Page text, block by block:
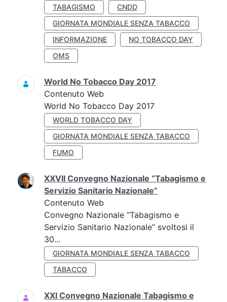
TABAGISMO
CNDD
GIORNATA MONDIALE SENZA TABACCO
INFORMAZIONE
NO TOBACCO DAY
OMS
World No Tobacco Day 2017
Contenuto Web
World No Tobacco Day 2017
WORLD TOBACCO DAY
GIORNATA MONDIALE SENZA TABACCO
FUMO
XXVII Convegno Nazionale “Tabagismo e
Servizio Sanitario Nazionale”
Contenuto Web
Convegno Nazionale “Tabagismo e
Servizio Sanitario Nazionale” svoltosi il
30...
GIORNATA MONDIALE SENZA TABACCO
TABACCO
XXI Convegno Nazionale Tabagismo e